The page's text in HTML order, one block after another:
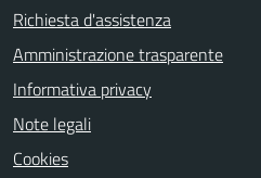
Richiesta d'assistenza
Amministrazione trasparente
Informativa privacy
Note legali
Cookies